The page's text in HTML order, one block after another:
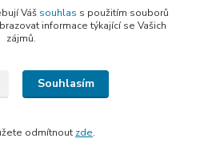
Váš souhlas s použitím souborů
informace týkající se Vašich
zájmů.
Souhlasím
odmítnout zde.